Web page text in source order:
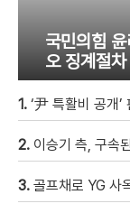
국민의힘 윤
오 징계절차
1. ‘尹 특활비 공개’
2. 이승기 측, 구속된 차가
3. 골프채로 YG 사